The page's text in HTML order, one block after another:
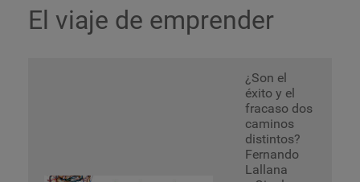
El viaje de emprender
¿Son el
éxito y el
fracaso dos
caminos
distintos?
Fernando
Lallana